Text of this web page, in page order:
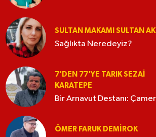
SULTAN MAKAMI SULTAN
Sağlıkta Neredeyiz?
7'DEN 77'YE TARIK SEZAI
KARATEPE
Bir Arnavut Destanı:
ÖMER FARUK DEMIROK